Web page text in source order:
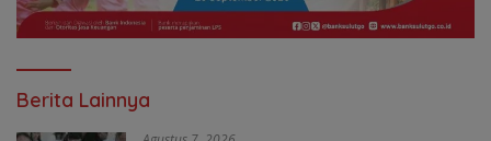
Berita Lainnya